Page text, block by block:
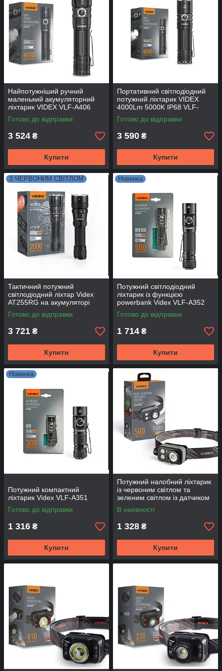
Найпотужніший ручний
маленький акумуляторний
ліхтарик VIDEX VLF-A406
4000 Lm 6500 K
Готово до відправки
3 524 ₴
Купити
Портативний світлодіодний
потужний ліхтарик VIDEX
4000Lm 5000K IP68 VLF-
A355C
Готово до відправки
3 590 ₴
Купити
З ЧЕРВОНИМ СВІТЛОМ
Тактичний потужний
світлодіодний ліхтар Videx
AT255RG на акумуляторі
КРАСНИЙ ЗЕЛЕНИЙ БІЛИЙ
світ
Готово до відправки
3 721 ₴
Купити
Новинка
Потужний світлодіодний
ліхтарик із функцією
powerbank Videx VLF-A352
акб 18650 900lm
Готово до відправки
1 714 ₴
Купити
Новинка
Потужний компактний
ліхтарик Videx VLF-A351
Готово до відправки
1 316 ₴
Купити
Потужний налобний ліхтарик
із червоним світлом та
зеленим світлом із датчиком
руху VIDEX VLF-H046Z
500Lm 5000K
В наявності
1 328 ₴
Купити